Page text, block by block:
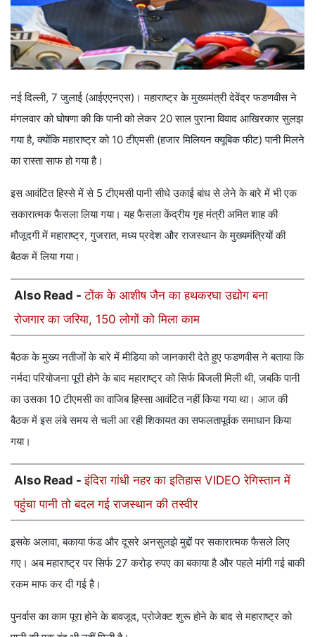
नई दिल्ली, 7 जुलाई (आईएएनएस)। महाराष्ट्र के मुख्यमंत्री देवेंद्र फडणवीस ने
मंगलवार को घोषणा की कि पानी को लेकर 20 साल पुराना विवाद आखिरकार सुलझ
गया है, क्योंकि महाराष्ट्र को 10 टीएमसी (हजार मिलियन क्यूबिक फीट) पानी मिलने
का रास्ता साफ हो गया है।
इस आवंटित हिस्से में से 5 टीएमसी पानी सीधे उकाई बांध से लेने के बारे में भी एक
सकारात्मक फैसला लिया गया। यह फैसला केंद्रीय गृह मंत्री अमित शाह की
मौजूदगी में महाराष्ट्र, गुजरात, मध्य प्रदेश और राजस्थान के मुख्यमंत्रियों की
बैठक में लिया गया।
Also Read -टोंक के आशीष जैन का हथकरघा उद्योग बना
रोजगार का जरिया, 150 लोगों को मिला काम
बैठक के मुख्य नतीजों के बारे में मीडिया को जानकारी देते हुए फडणवीस ने बताया कि
नर्मदा परियोजना पूरी होने के बाद महाराष्ट्र को सिर्फ बिजली मिली थी, जबकि पानी
का उसका 10 टीएमसी का वाजिब हिस्सा आवंटित नहीं किया गया था। आज की
बैठक में इस लंबे समय से चली आ रही शिकायत का सफलतापूर्वक समाधान किया
गया।
Also Read -इंदिरा गांधी नहर का इतिहास VIDEO रेगिस्तान में
पहुंचा पानी तो बदल गई राजस्थान की तस्वीर
इसके अलावा, बकाया फंड और दूसरे अनसुलझे मुद्दों पर सकारात्मक फैसले लिए
गए। अब महाराष्ट्र पर सिर्फ 27 करोड़ रुपए का बकाया है और पहले मांगी गई बाकी
रकम माफ कर दी गई है।
पुनर्वास का काम पूरा होने के बावजूद, प्रोजेक्ट शुरू होने के बाद से महाराष्ट्र को